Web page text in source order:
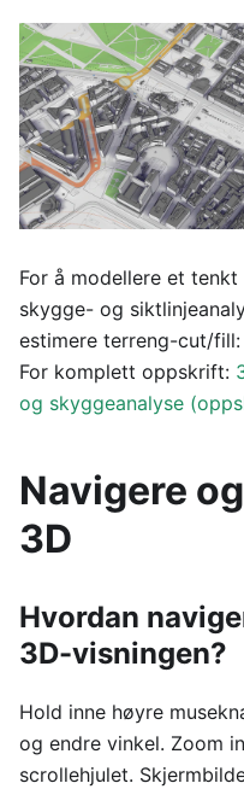
For å modellere et
skygge- og
estimere terreng-cut/fill:
For komplett oppskrift:
og skyggeanalyse
Navigere
3D
Hvordan
3D-visningen?
Hold inne høyre
og endre vinkel. Zoom
scrollehjulet.